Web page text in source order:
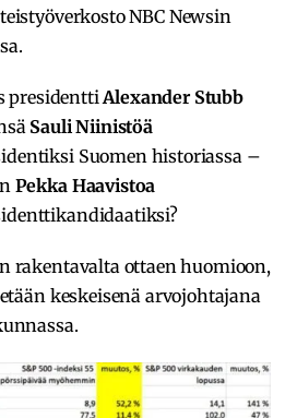
NBC Newsin
presidenttiAlexander Stubb
Sauli Niinistöä
Suomen historiassa –
Pekka Haavistoa
rakentavalta ottaen huomioon,
keskeisenä arvojohtajana